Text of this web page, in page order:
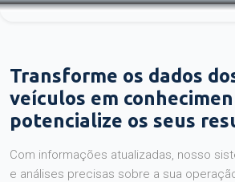
Transforme os dados
veículos em
potencialize os seus
Com informações atualizadas, nosso
e análises precisas sobre a sua